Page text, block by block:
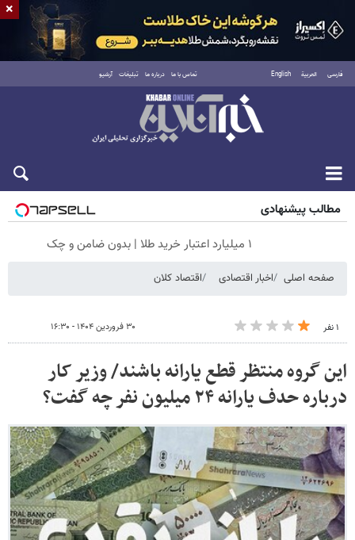
فارسی العربية English تماس با ما درباره ما تبلیغات آرشیو
شنبه ۱۷ مرداد ۱۴۰۵
مطالب پیشنهادی
۱ میلیارد اعتبار خرید طلا | بدون ضامن و چک
صفحه اصلی اخبار اقتصادی اقتصاد کلان
۱ نفر ۳۰ فروردین ۱۴۰۴ - ۱۶:۳۰
این گروه منتظر قطع یارانه باشند/ وزیر کار
درباره حدف یارانه ۲۴ میلیون نفر چه گفت؟
×